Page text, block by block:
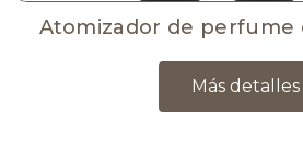
Atomizador de perfume
Más detalles